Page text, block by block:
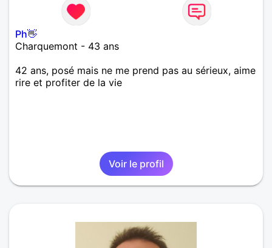
Ph👋
Charquemont - 43 ans
42 ans, posé mais ne me prend pas au sérieux, aime
rire et profiter de la vie
Voir le profil